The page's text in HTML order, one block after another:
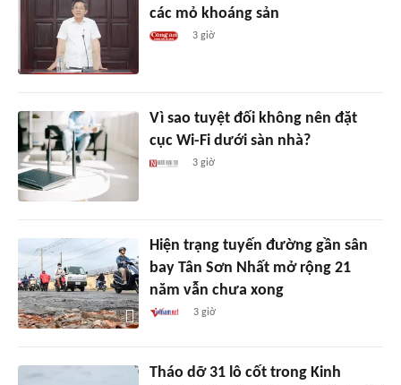
các mỏ khoáng sản
3 giờ
Vì sao tuyệt đối không nên đặt
cục Wi-Fi dưới sàn nhà?
3 giờ
Hiện trạng tuyến đường gần sân
bay Tân Sơn Nhất mở rộng 21
năm vẫn chưa xong
3 giờ
Tháo dỡ 31 lô cốt trong Kinh